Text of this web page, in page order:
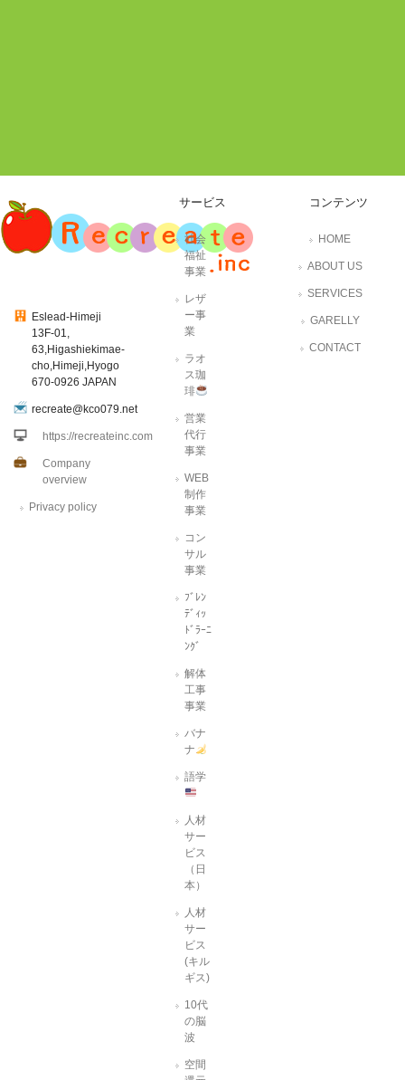
Eslead-Himeji
13F-01,
63,Higashiekimae-
cho,Himeji,Hyogo
670-0926 JAPAN
recreate@kco079.net
https://recreateinc.com
Company
overview
Privacy policy
サービス
社会
福祉
事業
レザ
ー事
業
ラオ
ス珈
琲
営業
代行
事業
WEB
制作
事業
コン
サル
事業
ﾌﾞﾚﾝ
ﾃﾞｨｯ
ﾄﾞﾗｰﾆ
ﾝｸﾞ
解体
工事
事業
バナ
ナ
語学
人材
サー
ビス
（日
本）
人材
サー
ビス
(キル
ギス)
10代
の脳
波
空間
コンテンツ
HOME
ABOUT US
SERVICES
GARELLY
CONTACT